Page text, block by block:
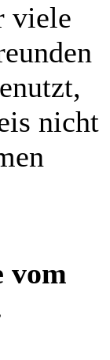
viele
nicht
vom